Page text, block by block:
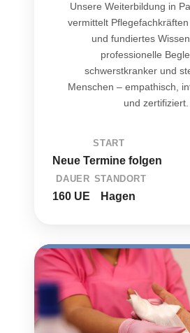
Unsere Weiterbildung in
vermittelt
und fundiertes
professionelle
schwerstkranker und
Menschen – empathisch,
und zertifiziert.
START
Neue Termine folgen
DAUER
160 UE
STANDORT
Hagen